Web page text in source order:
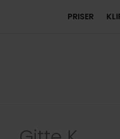
PRISER